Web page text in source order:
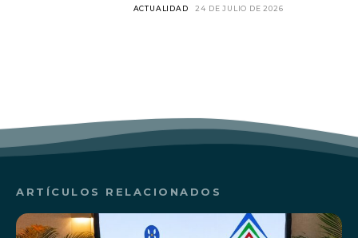
ACTUALIDAD 24 DE JULIO DE 2026
ARTÍCULOS RELACIONADOS